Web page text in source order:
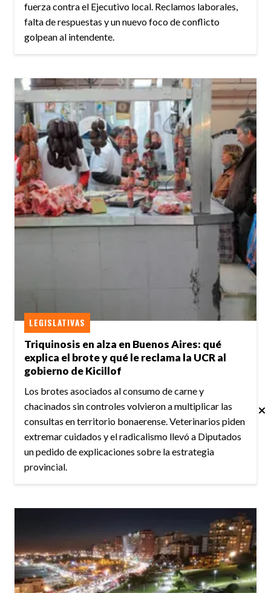
fuerza contra el Ejecutivo local. Reclamos laborales,
falta de respuestas y un nuevo foco de conflicto
golpean al intendente.
Triquinosis en alza en Buenos Aires: qué
explica el brote y qué le reclama la UCR al
gobierno de Kicillof
LEGISLATIVAS
Los brotes asociados al consumo de carne y
chacinados sin controles volvieron a multiplicar las
consultas en territorio bonaerense. Veterinarios piden
extremar cuidados y el radicalismo llevó a Diputados
un pedido de explicaciones sobre la estrategia
provincial.